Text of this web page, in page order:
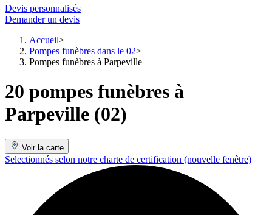
Devis personnalisés
Demander un devis
Accueil
Pompes funèbres dans le 02
Pompes funèbres à Parpeville
20 pompes funèbres à
Parpeville (02)
Voir la carte
Selectionnés selon notre charte de certification (nouvelle fenêtre)